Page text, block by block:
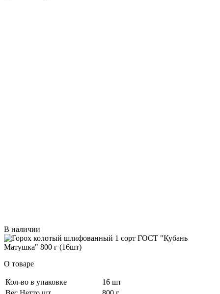
В наличии
О товаре
Кол-во в упаковке
16 шт